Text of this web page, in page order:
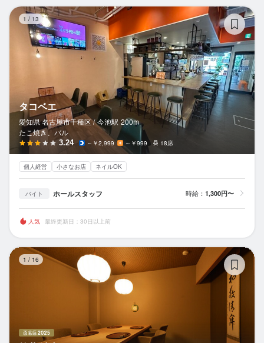
1 / 13
タコベエ
愛知県 名古屋市千種区 / 今池駅 200m
たこ焼き、バル
3.24 ～￥2,999 ～￥999 18席
個人経営 小さなお店 ネイルOK
バイト ホールスタッフ 時給： 1,300円〜
人気 最終更新日：30日以上前
1 / 16